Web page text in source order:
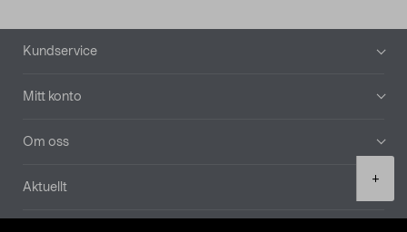
+
Sidfot
Kundservice
Mitt konto
Om oss
Aktuellt